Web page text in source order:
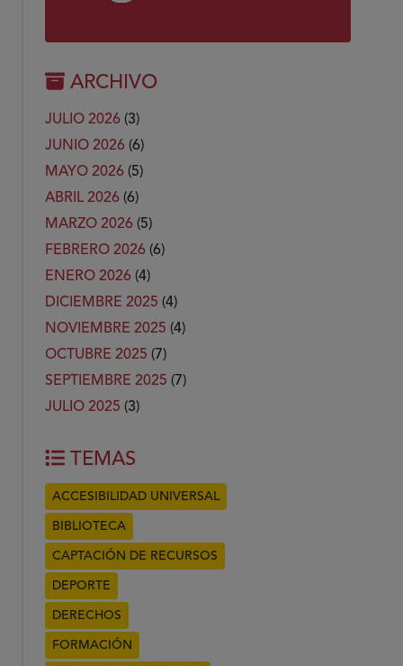
ARCHIVO
JULIO 2026 (3)
JUNIO 2026 (6)
MAYO 2026 (5)
ABRIL 2026 (6)
MARZO 2026 (5)
FEBRERO 2026 (6)
ENERO 2026 (4)
DICIEMBRE 2025 (4)
NOVIEMBRE 2025 (4)
OCTUBRE 2025 (7)
SEPTIEMBRE 2025 (7)
JULIO 2025 (3)
TEMAS
ACCESIBILIDAD UNIVERSAL
BIBLIOTECA
CAPTACIÓN DE RECURSOS
DEPORTE
DERECHOS
FORMACIÓN